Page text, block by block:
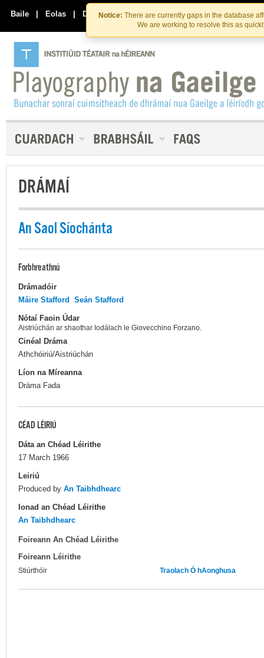
Skip
to
the
content
Skip
to
content
Notice: There are currently gaps in the database
We are working to resolve this as
Baile | Eolas | Déan Teagmháil Linn
DRÁMAÍ
An Saol Síochánta
Forbhreathnú
Drámadóir
Máire Stafford Seán Stafford
Nótaí Faoin Údar
Aistriúchán ar shaothar Iodálach le Giovecchino Forzano.
Cinéal Dráma
Athchóiriú/Aistriúchán
Líon na Míreanna
Dráma Fada
CÉAD LÉIRIÚ
Dáta an Chéad Léirithe
17 March 1966
Leiriú
Produced by An Taibhdhearc
Ionad an Chéad Léirithe
An Taibhdhearc
Foireann An Chéad Léirithe
Foireann Léirithe
Stiúrthóir Traolach Ó hAonghusa